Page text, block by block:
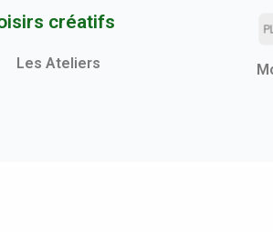
créatifs
Les Ateliers